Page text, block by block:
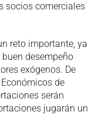
socios comerciales
reto importante, ya
desempeño
exógenos. De
de
serán
jugarán un